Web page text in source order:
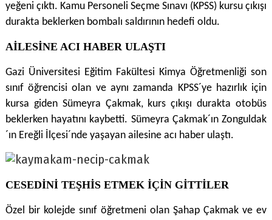
yeğeni çıktı. Kamu Personeli Seçme Sınavı (KPSS) kursu çıkışı
durakta beklerken bombalı saldırının hedefi oldu.
AİLESİNE ACI HABER ULAŞTI
Gazi Üniversitesi Eğitim Fakültesi Kimya Öğretmenliği son
sınıf öğrencisi olan ve aynı zamanda KPSS´ye hazırlık için
kursa giden Sümeyra Çakmak, kurs çıkışı durakta otobüs
beklerken hayatını kaybetti. Sümeyra Çakmak´ın Zonguldak
´ın Ereğli İlçesi´nde yaşayan ailesine acı haber ulaştı.
CESEDİNİ TEŞHİS ETMEK İÇİN GİTTİLER
Özel bir kolejde sınıf öğretmeni olan Şahap Çakmak ve ev